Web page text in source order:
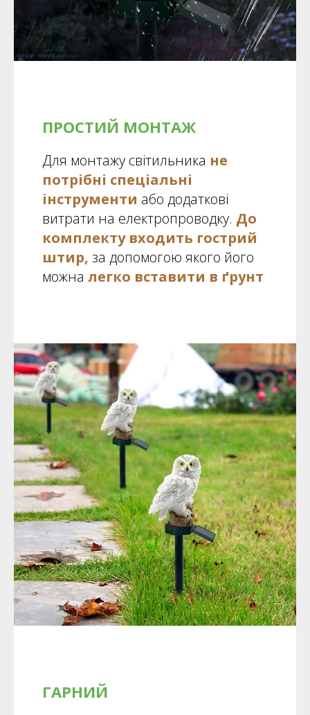
ПРОСТИЙ МОНТАЖ
Для монтажу світильника не
потрібні спеціальні
інструменти або додаткові
витрати на електропроводку. До
комплекту входить гострий
штир, за допомогою якого його
можна легко вставити в ґрунт
ГАРНИЙ